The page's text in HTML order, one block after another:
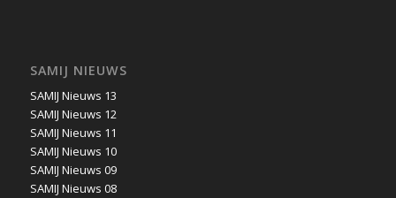
SAMIJ NIEUWS
SAMIJ Nieuws 13
SAMIJ Nieuws 12
SAMIJ Nieuws 11
SAMIJ Nieuws 10
SAMIJ Nieuws 09
SAMIJ Nieuws 08